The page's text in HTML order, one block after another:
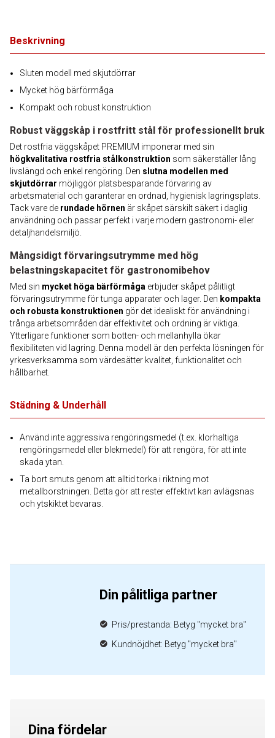
Beskrivning
Sluten modell med skjutdörrar
Mycket hög bärförmåga
Kompakt och robust konstruktion
Robust väggskåp i rostfritt stål för professionellt bruk
Det rostfria väggskåpet PREMIUM imponerar med sin
högkvalitativa rostfria stålkonstruktion som säkerställer lång
livslängd och enkel rengöring. Den slutna modellen med
skjutdörrar möjliggör platsbesparande förvaring av
arbetsmaterial och garanterar en ordnad, hygienisk lagringsplats.
Tack vare de rundade hörnen är skåpet särskilt säkert i daglig
användning och passar perfekt i varje modern gastronomi- eller
detaljhandelsmiljö.
Mångsidigt förvaringsutrymme med hög
belastningskapacitet för gastronomibehov
Med sin mycket höga bärförmåga erbjuder skåpet pålitligt
förvaringsutrymme för tunga apparater och lager. Den kompakta
och robusta konstruktionen gör det idealiskt för användning i
trånga arbetsområden där effektivitet och ordning är viktiga.
Ytterligare funktioner som botten- och mellanhylla ökar
flexibiliteten vid lagring. Denna modell är den perfekta lösningen för
yrkesverksamma som värdesätter kvalitet, funktionalitet och
hållbarhet.
Städning & Underhåll
Använd inte aggressiva rengöringsmedel (t.ex. klorhaltiga
rengöringsmedel eller blekmedel) för att rengöra, för att inte
skada ytan.
Ta bort smuts genom att alltid torka i riktning mot
metallborstningen. Detta gör att rester effektivt kan avlägsnas
och ytskiktet bevaras.
Din pålitliga partner
Pris/prestanda: Betyg "mycket bra"
Kundnöjdhet: Betyg "mycket bra"
Dina fördelar